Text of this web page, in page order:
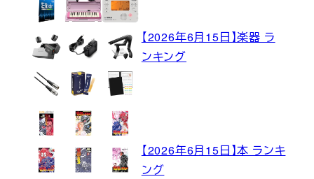
【2026年6月15日】楽器 ラ
ンキング
【2026年6月15日】本 ランキ
ング